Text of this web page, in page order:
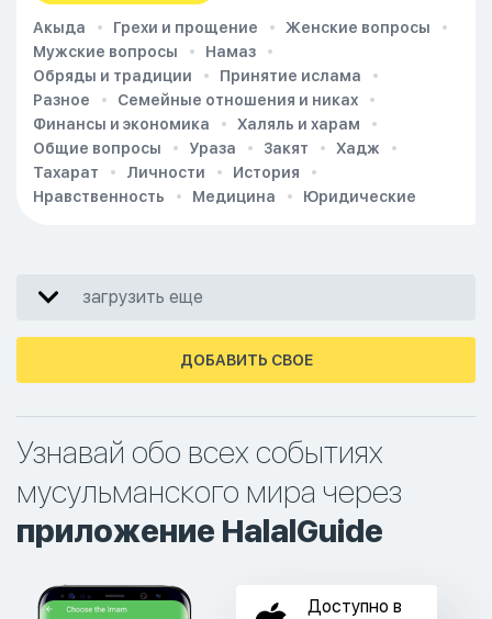
Акыда Грехи и прощение
Женские вопросы
Мужские вопросы
Намаз
Обряды и традиции
Принятие ислама
Разное
Семейные отношения и никах
Финансы и экономика
Халяль и харам
Общие вопросы
Ураза Закят
Хадж
Тахарат
Личности
История
Нравственность
Медицина Юридические
загрузить еще
ДОБАВИТЬ СВОЕ
Узнавай обо всех событиях
мусульманского мира через
приложение HalalGuide
Доступно в